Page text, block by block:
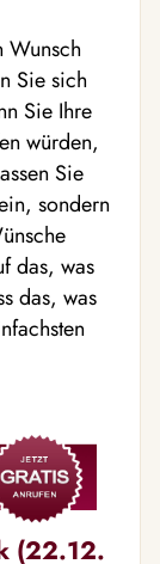
Wunsch
Sie sich
Sie Ihre
würden,
Sie
sondern
das, was
das, was
(22.12.